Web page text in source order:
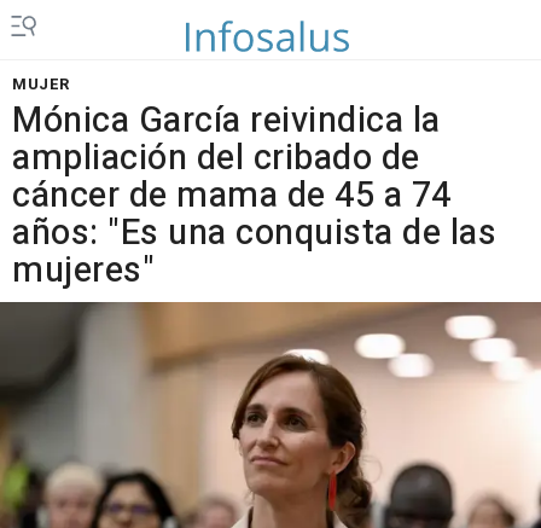
MUJER
Mónica García reivindica la
ampliación del cribado de
cáncer de mama de 45 a 74
años: "Es una conquista de las
mujeres"